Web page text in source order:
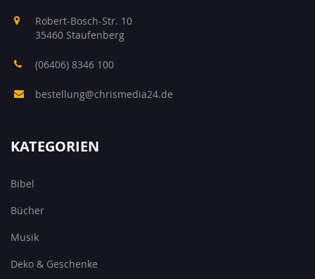
Robert-Bosch-Str. 10
35460 Staufenberg
(06406) 8346 100
bestellung@chrismedia24.de
KATEGORIEN
Bibel
Bücher
Musik
Deko & Geschenke